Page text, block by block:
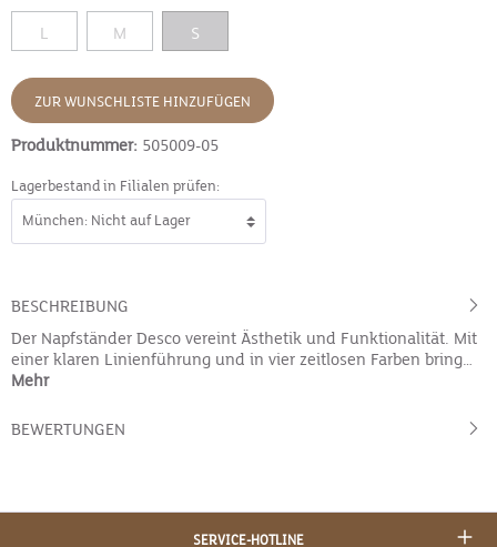
L M S
ZUR WUNSCHLISTE HINZUFÜGEN
Produktnummer: 505009-05
Lagerbestand in Filialen prüfen:
BESCHREIBUNG
Der Napfständer Desco vereint Ästhetik und Funktionalität. Mit
einer klaren Linienführung und in vier zeitlosen Farben bring…
Mehr
BEWERTUNGEN
SERVICE-HOTLINE